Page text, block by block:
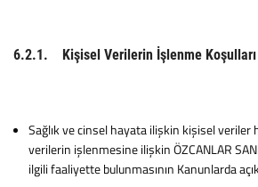
6.2.1. Kişisel Verilerin İşlenme Koşulları
Sağlık ve cinsel hayata ilişkin kişisel veriler
verilerin işlenmesine ilişkin ÖZCANLAR
ilgili faaliyette bulunmasının Kanunlarda